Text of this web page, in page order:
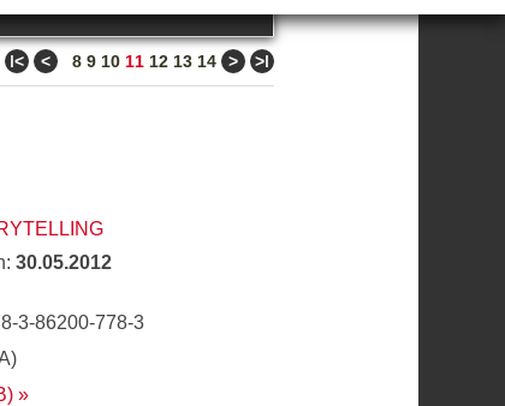
ǀ< < 8 9 10 11 12 13 14 > >ǀ
30.05.2012
3-86200-778-3
Typ
HTTP